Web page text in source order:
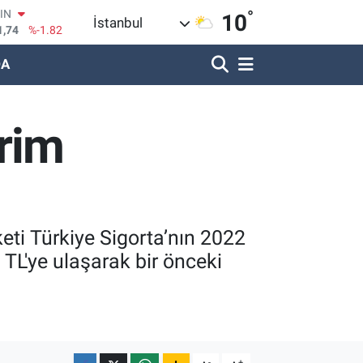
%0.02
%0
İstanbul 10°
Türkiye Sigorta’nın 2022
ulaşarak bir önceki